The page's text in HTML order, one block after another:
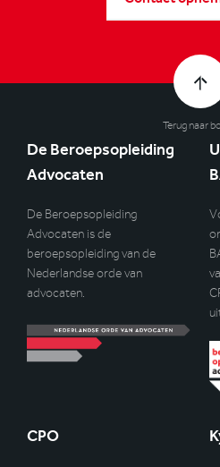
Terug naar
De Beroepsopleiding
Advocaten
De Beroepsopleiding
Advocaten is de
beroepsopleiding van de
Nederlandse orde van
advocaten.
CPO